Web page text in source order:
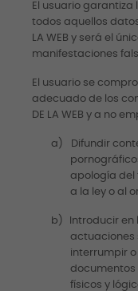
El usuario
todos aquellos datos
LA WEB y será el
manifestaciones
El usuario se
adecuado de los
DE LA WEB y a no
a)
Difundir
apología del
a la ley o al
b)
Introducir
actuaciones
interrumpir o
documentos
físicos y